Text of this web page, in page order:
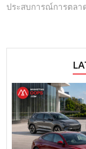
ประสบการณ์การตล